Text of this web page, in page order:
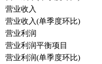
营业收入
营业收入(单季度环比)
营业利润
营业利润平衡项目
营业利润(单季度环比)